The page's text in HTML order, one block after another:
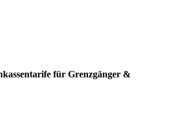
für Grenzgänger &